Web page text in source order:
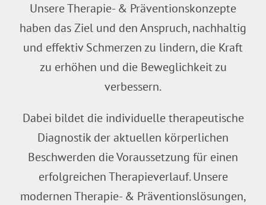
Unsere Therapie- & Präventionskonzepte
haben das Ziel und den Anspruch, nachhaltig
und effektiv Schmerzen zu lindern, die Kraft
zu erhöhen und die Beweglichkeit zu
verbessern.
Dabei bildet die individuelle therapeutische
Diagnostik der aktuellen körperlichen
Beschwerden die Voraussetzung für einen
erfolgreichen Therapieverlauf. Unsere
modernen Therapie- & Präventionslösungen,